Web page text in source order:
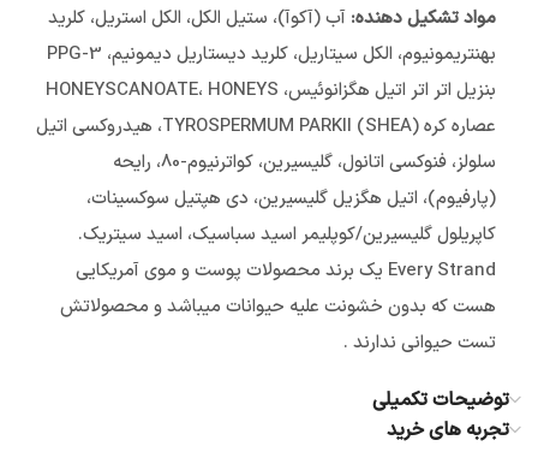
مواد تشکیل دهنده: آب (آکوآ)، ستیل الکل، الکل استریل، کلرید
بهنتریمونیوم، الکل سیتاریل، کلرید دیستاریل دیمونیم، PPG-3
بنزیل اتر اتر اتیل هگزانوئیس، HONEYSCANOATE، HONEYS
عصاره کره TYROSPERMUM PARKII (SHEA)، هیدروکسی اتیل
سلولز، فنوکسی اتانول، گلیسیرین، کواترنیوم-80، رایحه
(پارفیوم)، اتیل هگزیل گلیسیرین، دی هپتیل سوکسینات،
کاپریلول گلیسیرین/کوپلیمر اسید سباسیک، اسید سیتریک.
Every Strand یک برند محصولات پوست و موی آمریکایی
هست که بدون خشونت علیه حیوانات میباشد و محصولاتش
تست حیوانی ندارند .
توضیحات تکمیلی
تجربه های خرید